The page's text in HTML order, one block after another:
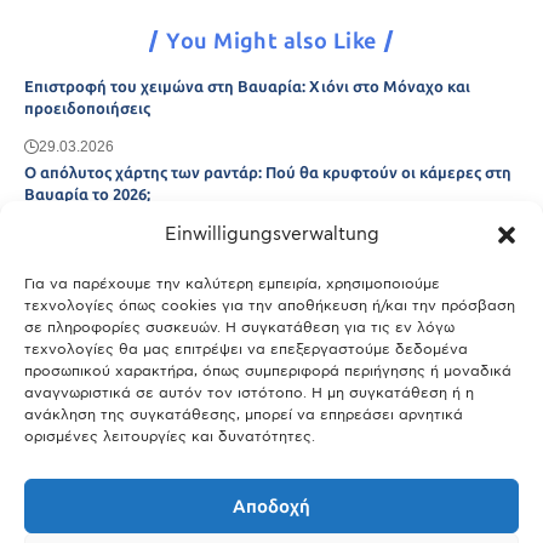
Einwilligungsverwaltung
Για να παρέχουμε την καλύτερη εμπειρία, χρησιμοποιούμε
τεχνολογίες όπως cookies για την αποθήκευση ή/και την πρόσβαση
σε πληροφορίες συσκευών. Η συγκατάθεση για τις εν λόγω
τεχνολογίες θα μας επιτρέψει να επεξεργαστούμε δεδομένα
προσωπικού χαρακτήρα, όπως συμπεριφορά περιήγησης ή μοναδικά
αναγνωριστικά σε αυτόν τον ιστότοπο. Η μη συγκατάθεση ή η
ανάκληση της συγκατάθεσης, μπορεί να επηρεάσει αρνητικά
ορισμένες λειτουργίες και δυνατότητες.
Αποδοχή
You Might also Like
Επιστροφή του χειμώνα στη Βαυαρία: Χιόνι στο Μόναχο και
προειδοποιήσεις
29.03.2026
Ο απόλυτος χάρτης των ραντάρ: Πού θα κρυφτούν οι κάμερες στη
Βαυαρία το 2026;
Μόναχο;
25.03.2026
Θύελλα χτυπά το Μόναχο: Κίνδυνος από τους ισχυρούς ανέμους
και τις καταιγίδες
25.03.2026